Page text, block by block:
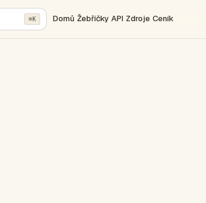
⌘K Domů Žebříčky API Zdroje Ceník